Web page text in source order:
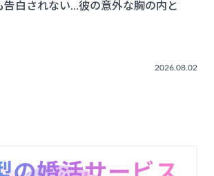
告白されない…彼の意外な胸の内と
2026.08.02